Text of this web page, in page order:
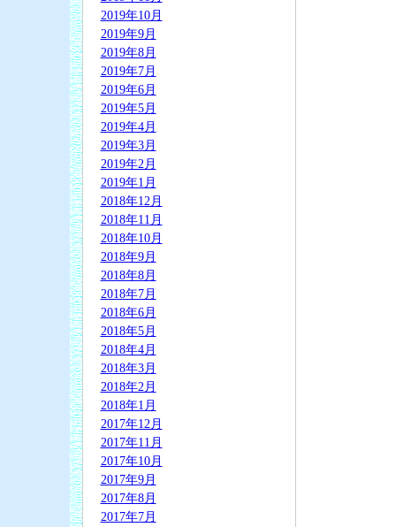
2019年10月
2019年9月
2019年8月
2019年7月
2019年6月
2019年5月
2019年4月
2019年3月
2019年2月
2019年1月
2018年12月
2018年11月
2018年10月
2018年9月
2018年8月
2018年7月
2018年6月
2018年5月
2018年4月
2018年3月
2018年2月
2018年1月
2017年12月
2017年11月
2017年10月
2017年9月
2017年8月
2017年7月